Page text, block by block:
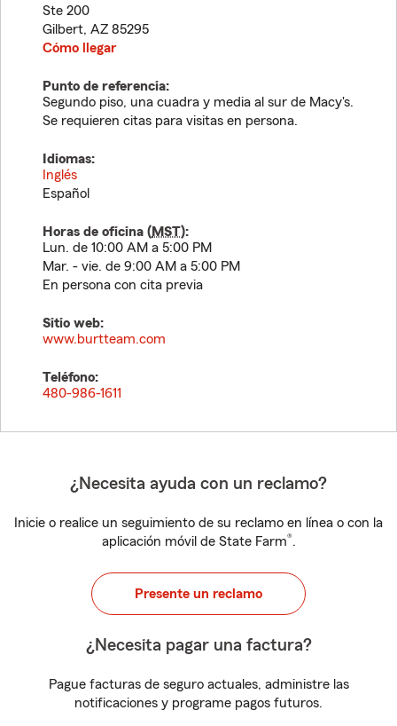
Ste 200
Gilbert, AZ 85295
Cómo llegar
Punto de referencia:
Segundo piso, una cuadra y media al sur de Macy's.
Se requieren citas para visitas en persona.
Idiomas:
Inglés
Español
Horas de oficina (MST):
Lun. de 10:00 AM a 5:00 PM
Mar. - vie. de 9:00 AM a 5:00 PM
En persona con cita previa
Sitio web:
www.burtteam.com
Teléfono:
480-986-1611
¿Necesita ayuda con un reclamo?
Inicie o realice un seguimiento de su reclamo en línea o con la
aplicación móvil de State Farm®.
Presente un reclamo
¿Necesita pagar una factura?
Pague facturas de seguro actuales, administre las
notificaciones y programe pagos futuros.